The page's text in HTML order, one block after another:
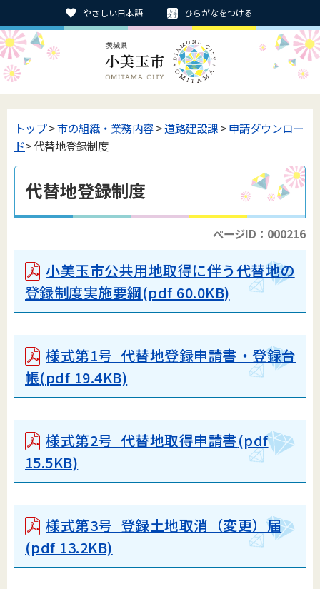
やさしい日本語 ひらがなをつける
トップ>市の組織・業務内容>道路建設課>申請ダウンロー
ド> 代替地登録制度
代替地登録制度
ページID：000216
小美玉市公共用地取得に伴う代替地の
登録制度実施要綱(pdf 60.0KB)
様式第1号 代替地登録申請書・登録台
帳(pdf 19.4KB)
様式第2号 代替地取得申請書(pdf
15.5KB)
様式第3号 登録土地取消（変更）届
(pdf 13.2KB)